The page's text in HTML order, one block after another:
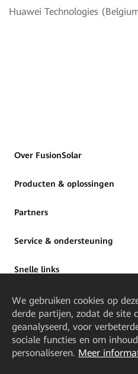
Huawei Technologies
Over FusionSolar
Producten & oplossingen
Partners
Service & ondersteuning
Snelle links
We gebruiken cookies op
derde partijen, zodat de site
geanalyseerd, voor
sociale functies en om
personaliseren. Meer